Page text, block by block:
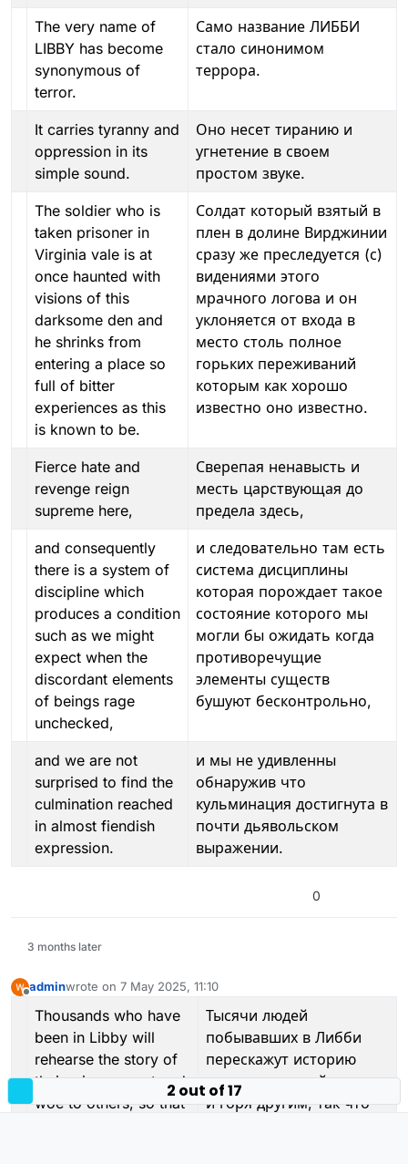
The very name of
LIBBY has become
synonymous of
terror.
Само название ЛИББИ
стало синонимом
террора.
It carries tyranny and
oppression in its
simple sound.
Оно несет тиранию и
угнетение в своем
простом звуке.
The soldier who is
taken prisoner in
Virginia vale is at
once haunted with
visions of this
darksome den and
he shrinks from
entering a place so
full of bitter
experiences as this
is known to be.
Солдат который взятый в
плен в долине Вирджинии
сразу же преследуется (с)
видениями этого
мрачного логова и он
уклоняется от входа в
место столь полное
горьких переживаний
которым как хорошо
известно оно известно.
Fierce hate and
revenge reign
supreme here,
Сверепая ненавысть и
месть царствующая до
предела здесь,
and consequently
there is a system of
discipline which
produces a condition
such as we might
expect when the
discordant elements
of beings rage
unchecked,
и следовательно там есть
система дисциплины
которая порождает такое
состояние которого мы
могли бы ожидать когда
противоречущие
элементы существ
бушуют бесконтрольно,
and we are not
surprised to find the
culmination reached
in almost fiendish
expression.
и мы не удивленны
обнаружив что
кульминация достигнута в
почти дьявольском
выражении.
0
3 months later
adminwrote on 7 May 2025, 11:10
last edited by admin
Thousands who have
been in Libby will
rehearse the story of
their misery, want and
woe to others; so that
Тысячи людей
побывавших в Либби
перескажут историю
своих страданий, нужды
и горя другим; так что
2 out of 17